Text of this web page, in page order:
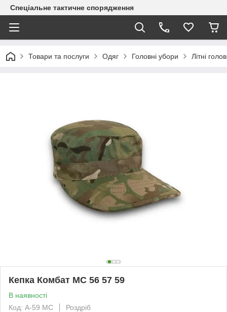
Спеціальне тактичне спорядження
Товари та послуги Одяг Головні убори Літні
Кепка Комбат МС 56 57 59
В наявності
Код: A-59 MC
Роздріб